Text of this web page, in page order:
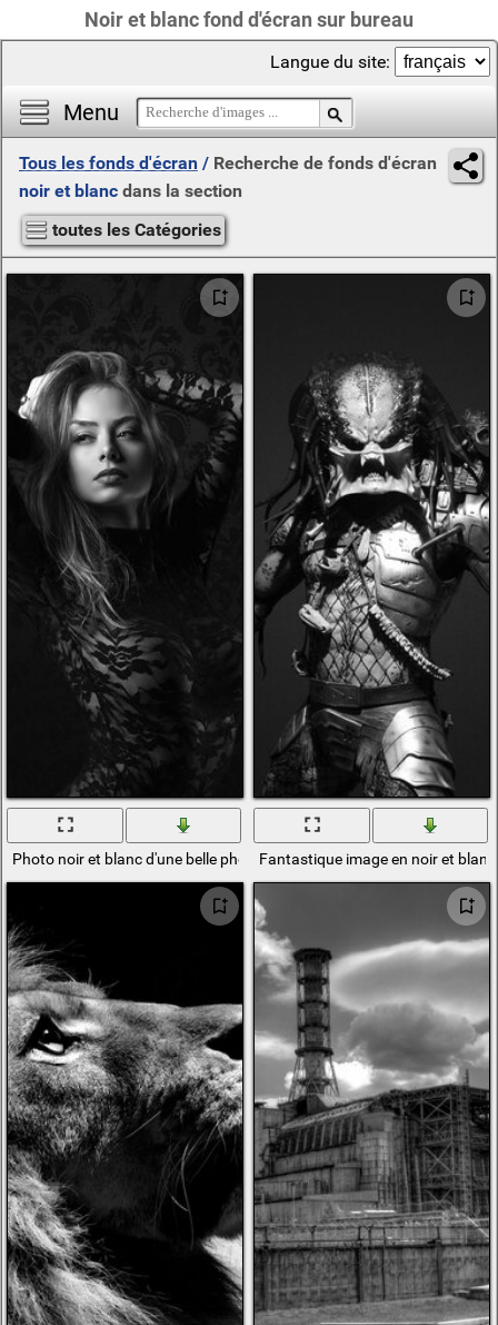
Noir et blanc fond d'écran sur bureau
Menu
Langue du site:
Tous les fonds d'écran / Recherche de fonds d'écran
noir et blanc dans la section
toutes les Catégories
Photo noir et blanc d'une belle photo de modèleFantastique image en noir et